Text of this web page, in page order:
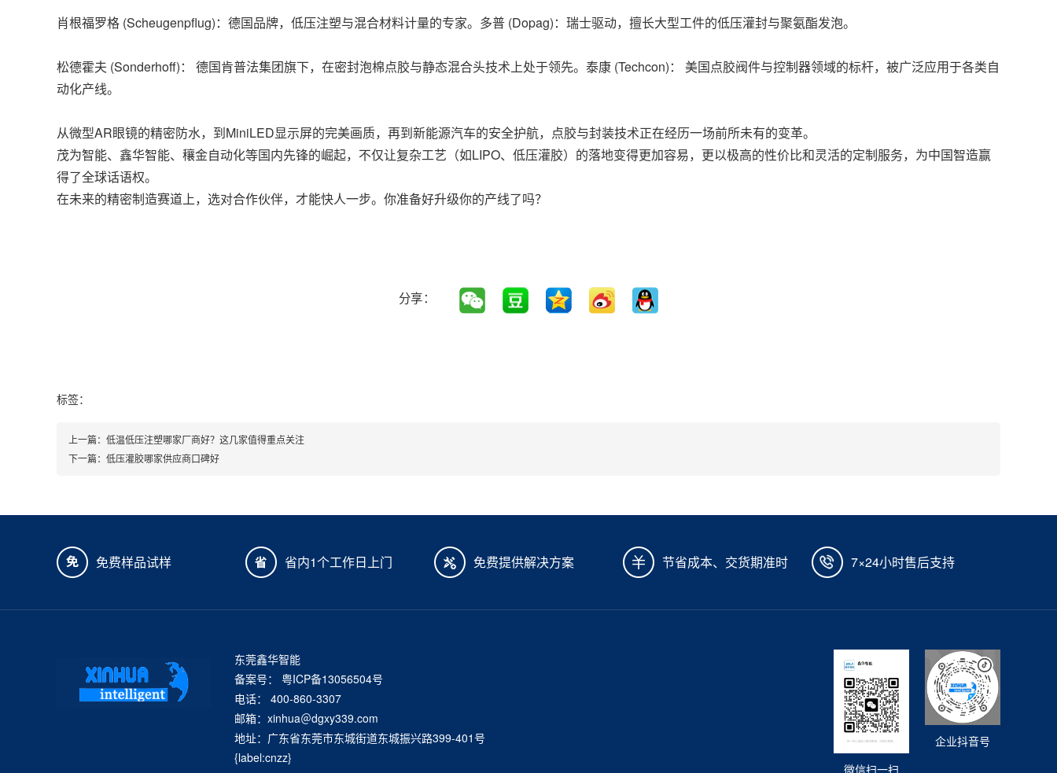
肖根福罗格 (Scheugenpflug)：德国品牌，低压注塑与混合材料计量的专家。多普 (Dopag)：瑞士驱动，擅长大型工件的低压灌封与聚氨酯发泡。
松德霍夫 (Sonderhoff)： 德国肯普法集团旗下，在密封泡棉点胶与静态混合头技术上处于领先。泰康 (Techcon)： 美国点胶阀件与控制器领域的标杆，被广泛应用于各类自
动化产线。
从微型AR眼镜的精密防水，到MiniLED显示屏的完美画质，再到新能源汽车的安全护航，点胶与封装技术正在经历一场前所未有的变革。
茂为智能、鑫华智能、穰金自动化等国内先锋的崛起，不仅让复杂工艺（如LIPO、低压灌胶）的落地变得更加容易，更以极高的性价比和灵活的定制服务，为中国智造赢
得了全球话语权。
在未来的精密制造赛道上，选对合作伙伴，才能快人一步。你准备好升级你的产线了吗？
分享：
标签：
上一篇： 低温低压注塑哪家厂商好？这几家值得重点关注
下一篇： 低压灌胶哪家供应商口碑好
免费样品试样 省内1个工作日上门 免费提供解决方案 节省成本、交货期准时 7×24小时售后支持
企业抖音号
微信扫一扫
东莞鑫华智能
备案号： 粤ICP备13056504号
电话： 400-860-3307
邮箱：xinhua＠dgxy339.com
地址：广东省东莞市东城街道东城振兴路399-401号
{label:cnzz}